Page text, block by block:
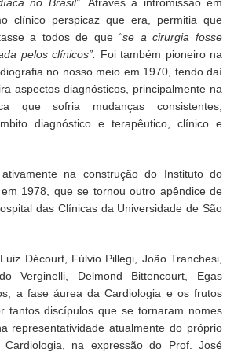
clínico perspicaz que era, permitia que
a todos de que“se a cirurgia fosse
pelos clínicos”. Foi também pioneiro na
no nosso meio em 1970, tendo daí
aspectos diagnósticos, principalmente na
que sofria mudanças consistentes,
diagnóstico e terapêutico, clínico e
na construção do Instituto do
1978, que se tornou outro apêndice de
das Clínicas da Universidade de São
Décourt, Fúlvio Pillegi, João Tranchesi,
Verginelli, Delmond Bittencourt, Egas
a fase áurea da Cardiologia e os frutos
tantos discípulos que se tornaram nomes
representatividade atualmente do próprio
Cardiologia, na expressão do Prof. José